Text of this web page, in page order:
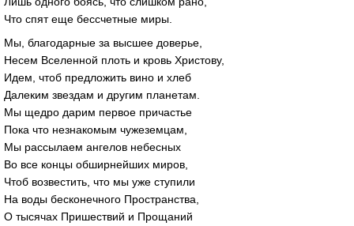
Что спят еще бессчетные миры.
Мы, благодарные за высшее доверье,
Несем Вселенной плоть и кровь Христову,
Идем, чтоб предложить вино и хлеб
Далеким звездам и другим планетам.
Мы щедро дарим первое причастье
Пока что незнакомым чужеземцам,
Мы рассылаем ангелов небесных
Во все концы обширнейших миров,
Чтоб возвестить, что мы уже ступили
На воды бесконечного Пространства,
О тысячах Пришествий и Прощаний